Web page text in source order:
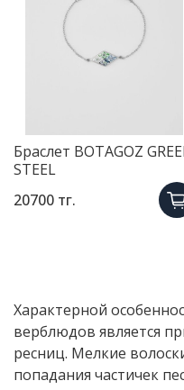
Браслет BOTAGOZ
STEEL
20700 тг.
Характерной
верблюдов является
ресниц. Мелкие
попадания частичек